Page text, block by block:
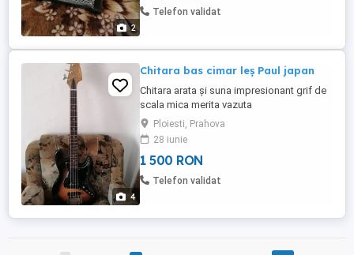
2
Telefon validat
4
Chitara bas cimar leș Paul japan
Chitara arata și suna impresionant grif de
scala mica merita vazuta
Ploiesti, Prahova
28 iunie
1 500 RON
Telefon validat